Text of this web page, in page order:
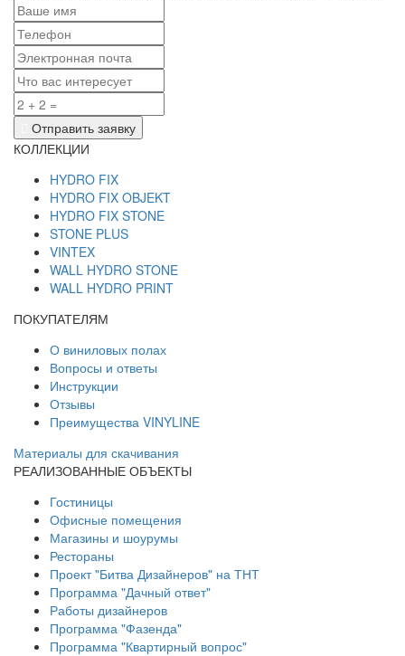
Отправить заявку
КОЛЛЕКЦИИ
HYDRO FIX
HYDRO FIX OBJEKT
HYDRO FIX STONE
STONE PLUS
VINTEX
WALL HYDRO STONE
WALL HYDRO PRINT
ПОКУПАТЕЛЯМ
О виниловых полах
Вопросы и ответы
Инструкции
Отзывы
Преимущества VINYLINE
Материалы для скачивания
РЕАЛИЗОВАННЫЕ ОБЪЕКТЫ
Гостиницы
Офисные помещения
Магазины и шоурумы
Рестораны
Проект "Битва Дизайнеров" на ТНТ
Программа "Дачный ответ"
Работы дизайнеров
Программа "Фазенда"
Программа "Квартирный вопрос"